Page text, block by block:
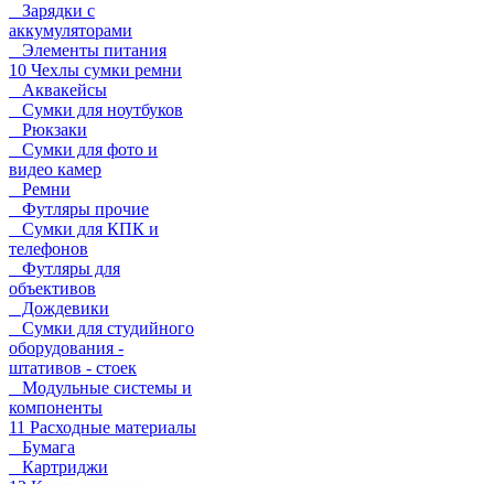
Зарядки с
аккумуляторами
Элементы питания
10 Чехлы сумки ремни
Аквакейсы
Сумки для ноутбуков
Рюкзаки
Сумки для фото и
видео камер
Ремни
Футляры прочие
Сумки для КПК и
телефонов
Футляры для
объективов
Дождевики
Сумки для студийного
оборудования -
штативов - стоек
Модульные системы и
компоненты
11 Расходные материалы
Бумага
Картриджи